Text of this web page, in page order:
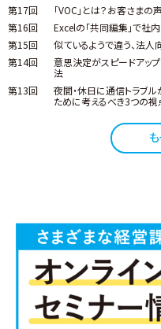
第17回
「VOC」とは？お客さま
第16回
Excelの「共同編集」で社
第15回
似ているようで違う、法
第14回
意思決定がスピードアッ
法
第13回
夜間・休日に通信トラブ
ために考えるべき3つの視